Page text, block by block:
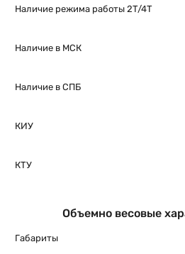
Наличие режима работы 2T/4T
Наличие в МСК
Наличие в СПБ
КИУ
КТУ
Объемно весовые
Габариты